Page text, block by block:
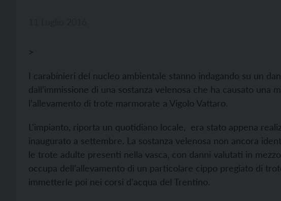
>
I carabinieri del nucleo ambientale stanno indagando su un
dall’immissione di una sostanza velenosa che ha causato una
l’allevamento di trote marmorate a Vigolo Vattaro.
L’impianto, riporta un quotidiano locale, era stato appena
inaugurato a settembre. La sostanza velenosa non ancora
le trote adulte presenti nella vasca, con danni valutati in
occupa dell’allevamento di un particolare cippo pregiato di
immetterle poi nei corsi d’acqua del Trentino.